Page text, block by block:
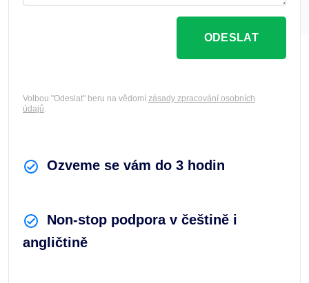
Ozveme se vám do 3 hodin
Non-stop podpora v češtině i
angličtině
ODESLAT
Volbou "Odeslat" beru na vědomí zásady zpracování osobních
údajů.